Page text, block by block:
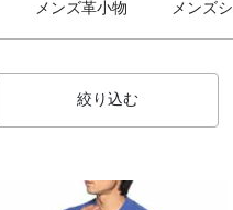
メンズ革小物 メンズ
絞り込む